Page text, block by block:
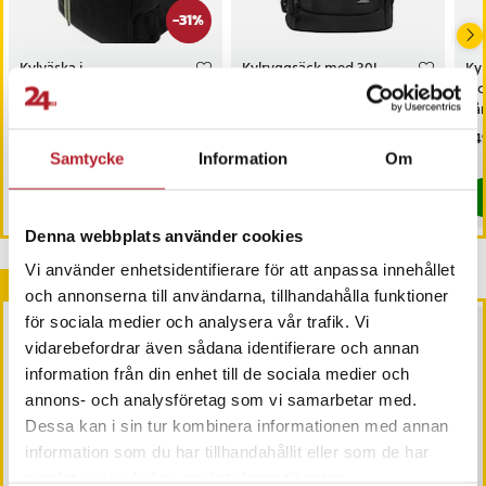
Samtycke Information Om
Denna webbplats använder cookies
Vi använder enhetsidentifierare för att anpassa innehållet
och annonserna till användarna, tillhandahålla funktioner
för sociala medier och analysera vår trafik. Vi
vidarebefordrar även sådana identifierare och annan
information från din enhet till de sociala medier och
annons- och analysföretag som vi samarbetar med.
Dessa kan i sin tur kombinera informationen med annan
information som du har tillhandahållit eller som de har
-31%
Kylväska i
ryggsäcksmodell - 32
liter
379 krTidigare pris
I lager, levereras inom 1-2 vardagar
Kylryggsäck med 30L
Kommer i lager 2026-08-28
Andra köpte också